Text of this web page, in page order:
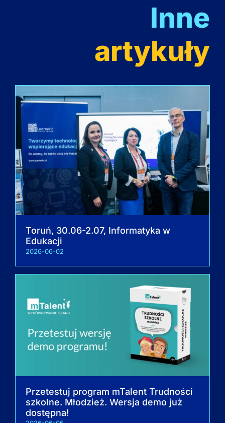
Inne
artykuły
Toruń, 30.06-2.07, Informatyka w
Edukacji
2026-06-02
Przetestuj program mTalent Trudności
szkolne. Młodzież. Wersja demo już
dostępna!